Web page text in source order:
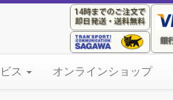
ス オンラインショップ